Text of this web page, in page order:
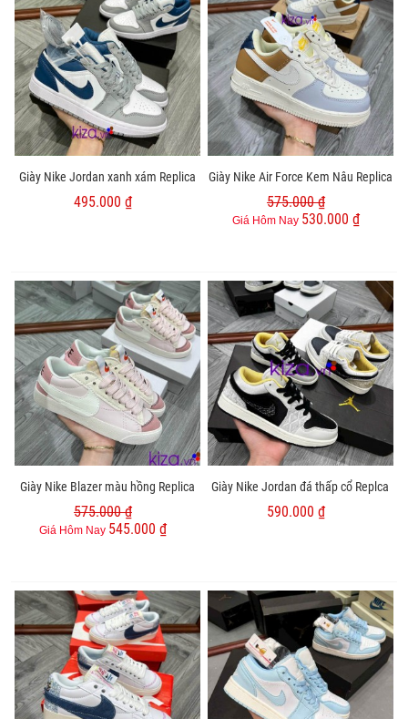
Giày Nike Jordan xanh xám Replica
495.000 ₫
Giày Nike Air Force Kem Nâu Replica
575.000 ₫
Giá Hôm Nay 530.000 ₫
Giày Nike Blazer màu hồng Replica
575.000 ₫
Giá Hôm Nay 545.000 ₫
Giày Nike Jordan đá thấp cổ Replca
590.000 ₫